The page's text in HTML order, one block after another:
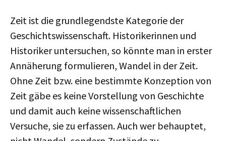
Zeit ist die grundlegendste Kategorie der
Geschichtswissenschaft. Historikerinnen und
Historiker untersuchen, so könnte man in erster
Annäherung formulieren, Wandel in der Zeit.
Ohne Zeit bzw. eine bestimmte Konzeption von
Zeit gäbe es keine Vorstellung von Geschichte
und damit auch keine wissenschaftlichen
Versuche, sie zu erfassen. Auch wer behauptet,